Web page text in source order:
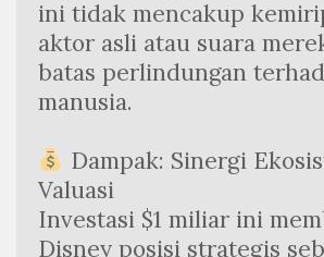
ini tidak mencakup
aktor asli atau suara
batas perlindungan
manusia.
Dampak: Sinergi
Valuasi
Investasi $1 miliar ini
Disney posisi strategis